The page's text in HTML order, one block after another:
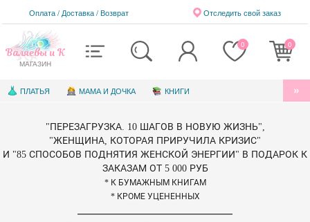
Валяевы и К
МАГАЗИН
Оплата / Доставка/Возврат Отследить свой заказ
0 0
ПЛАТЬЯ МАМА И ДОЧКА КНИГИ
КНИГИ ДЛЯ ДЕТЕЙ ЭЛЕКТРОННЫЕ КНИГИ
"ПЕРЕЗАГРУЗКА. 10 ШАГОВ В НОВУЮ ЖИЗНЬ",
"ЖЕНЩИНА, КОТОРАЯ ПРИРУЧИЛА КРИЗИС"
И "85 СПОСОБОВ ПОДНЯТИЯ ЖЕНСКОЙ ЭНЕРГИИ" В ПОДАРОК К
ЗАКАЗАМ ОТ 5 000 РУБ
* К БУМАЖНЫМ КНИГАМ
* КРОМЕ УЦЕНЕННЫХ